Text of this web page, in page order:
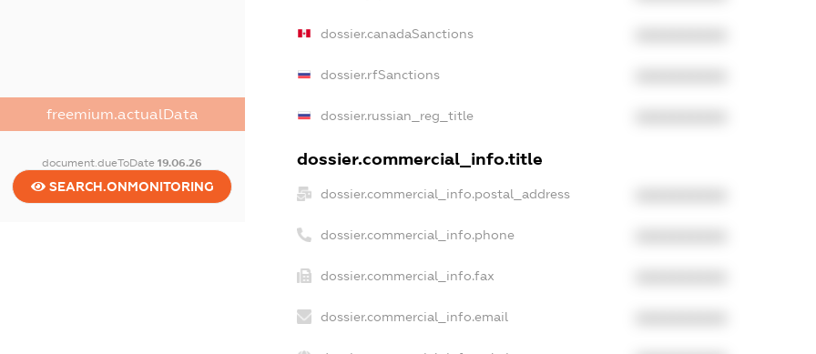
freemium.actualData
document.dueToDate19.06.26
SEARCH.ONMONITORING
dossier.canadaSanctions
dossier.rfSanctions
dossier.russian_reg_title
dossier.commercial_info.title
dossier.commercial_info.postal_address
dossier.commercial_info.phone
dossier.commercial_info.fax
dossier.commercial_info.email